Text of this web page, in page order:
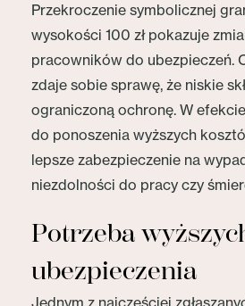
Przekroczenie symbolicznej
wysokości 100 zł pokazuje
pracowników do ubezpieczeń.
zdaje sobie sprawę, że niskie
ograniczoną ochronę. W
do ponoszenia wyższych
lepsze zabezpieczenie na
niezdolności do pracy czy
Potrzeba
ubezpieczenia
Jednym z najczęściej